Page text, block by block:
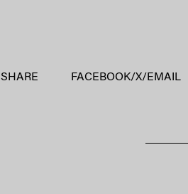
SHARE FACEBOOK/X/ EMAIL